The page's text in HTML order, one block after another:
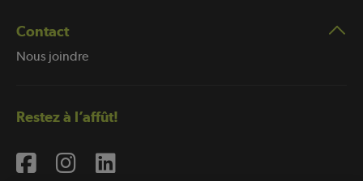
Contact
Nous joindre
Restez à l’affût!